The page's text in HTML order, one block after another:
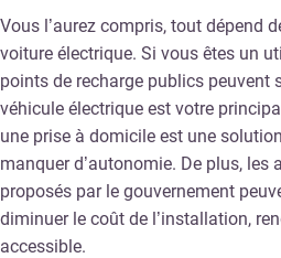
Vous l’aurez compris, tout dépend
voiture électrique. Si vous êtes un
points de recharge publics peuvent
véhicule électrique est votre
une prise à domicile est une
manquer d’autonomie. De plus, les
proposés par le gouvernement
diminuer le coût de l’installation,
accessible.